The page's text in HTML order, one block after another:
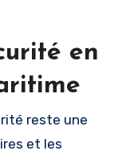
en
reste une
et les